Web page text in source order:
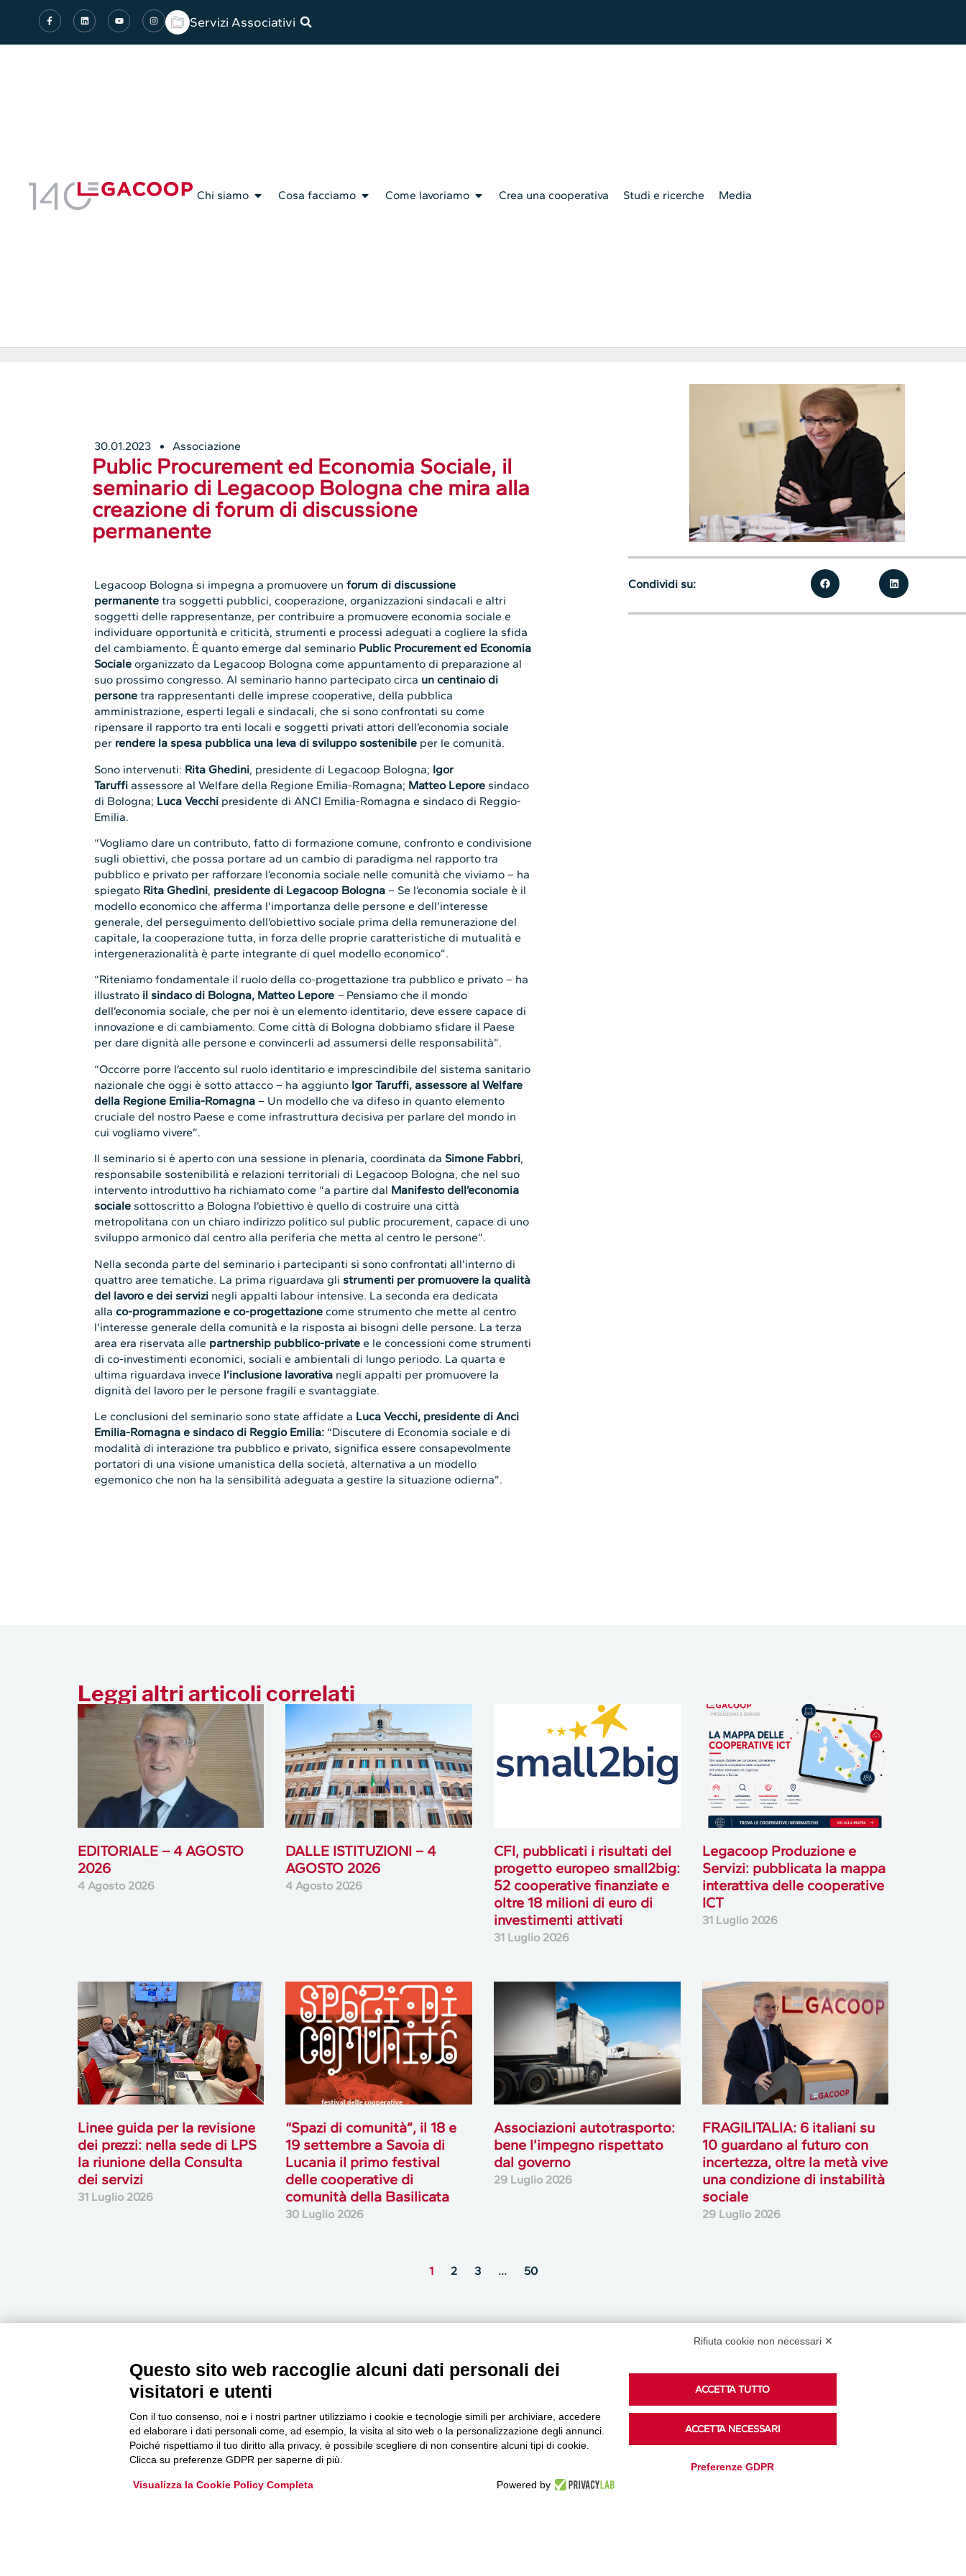
Servizi Associativi
Chi siamo Cosa facciamo Come lavoriamo Crea una cooperativa Studi e ricerche Media
30.01.2023 Associazione
Public Procurement ed Economia Sociale, il
seminario di Legacoop Bologna che mira alla
creazione di forum di discussione
permanente
Legacoop Bologna si impegna a promuovere un forum di discussione
permanente tra soggetti pubblici, cooperazione, organizzazioni sindacali e altri
soggetti delle rappresentanze, per contribuire a promuovere economia sociale e
individuare opportunità e criticità, strumenti e processi adeguati a cogliere la sfida
del cambiamento. È quanto emerge dal seminario Public Procurement ed Economia
Sociale organizzato da Legacoop Bologna come appuntamento di preparazione al
suo prossimo congresso. Al seminario hanno partecipato circa un centinaio di
persone tra rappresentanti delle imprese cooperative, della pubblica
amministrazione, esperti legali e sindacali, che si sono confrontati su come
ripensare il rapporto tra enti locali e soggetti privati attori dell’economia sociale
per rendere la spesa pubblica una leva di sviluppo sostenibile per le comunità.
Sono intervenuti: Rita Ghedini, presidente di Legacoop Bologna; Igor
Taruffiassessore al Welfare della Regione Emilia-Romagna; Matteo Lepore sindaco
di Bologna; Luca Vecchi presidente di ANCI Emilia-Romagna e sindaco di Reggio-
Emilia.
“Vogliamo dare un contributo, fatto di formazione comune, confronto e condivisione
sugli obiettivi, che possa portare ad un cambio di paradigma nel rapporto tra
pubblico e privato per rafforzare l’economia sociale nelle comunità che viviamo – ha
spiegato Rita Ghedini, presidente di Legacoop Bologna – Se l’economia sociale è il
modello economico che afferma l’importanza delle persone e dell’interesse
generale, del perseguimento dell’obiettivo sociale prima della remunerazione del
capitale, la cooperazione tutta, in forza delle proprie caratteristiche di mutualità e
intergenerazionalità è parte integrante di quel modello economico”.
“Riteniamo fondamentale il ruolo della co-progettazione tra pubblico e privato – ha
illustrato il sindaco di Bologna, Matteo Lepore – Pensiamo che il mondo
dell’economia sociale, che per noi è un elemento identitario, deve essere capace di
innovazione e di cambiamento. Come città di Bologna dobbiamo sfidare il Paese
per dare dignità alle persone e convincerli ad assumersi delle responsabilità”.
“Occorre porre l’accento sul ruolo identitario e imprescindibile del sistema sanitario
nazionale che oggi è sotto attacco – ha aggiunto Igor Taruffi, assessore al Welfare
della Regione Emilia-Romagna – Un modello che va difeso in quanto elemento
cruciale del nostro Paese e come infrastruttura decisiva per parlare del mondo in
cui vogliamo vivere”.
Il seminario si è aperto con una sessione in plenaria, coordinata da Simone Fabbri,
responsabile sostenibilità e relazioni territoriali di Legacoop Bologna, che nel suo
intervento introduttivo ha richiamato come “a partire dal Manifesto dell’economia
sociale sottoscritto a Bologna l’obiettivo è quello di costruire una città
metropolitana con un chiaro indirizzo politico sul public procurement, capace di uno
sviluppo armonico dal centro alla periferia che metta al centro le persone”.
Nella seconda parte del seminario i partecipanti si sono confrontati all’interno di
quattro aree tematiche. La prima riguardava gli strumenti per promuovere la qualità
del lavoro e dei servizi negli appalti labour intensive. La seconda era dedicata
allaco-programmazione e co-progettazione come strumento che mette al centro
l’interesse generale della comunità e la risposta ai bisogni delle persone. La terza
area era riservata alle partnership pubblico-private e le concessioni come strumenti
di co-investimenti economici, sociali e ambientali di lungo periodo. La quarta e
ultima riguardava invece l’inclusione lavorativa negli appalti per promuovere la
dignità del lavoro per le persone fragili e svantaggiate.
Le conclusioni del seminario sono state affidate a Luca Vecchi, presidente di Anci
Emilia-Romagna e sindaco di Reggio Emilia: “Discutere di Economia sociale e di
modalità di interazione tra pubblico e privato, significa essere consapevolmente
portatori di una visione umanistica della società, alternativa a un modello
egemonico che non ha la sensibilità adeguata a gestire la situazione odierna”.
Condividi su:
Leggi altri articoli correlati
EDITORIALE – 4 AGOSTO
2026
4 Agosto 2026
DALLE ISTITUZIONI – 4
AGOSTO 2026
4 Agosto 2026
CFI, pubblicati i risultati del
progetto europeo small2big:
52 cooperative finanziate e
oltre 18 milioni di euro di
investimenti attivati
31 Luglio 2026
Legacoop Produzione e
Servizi: pubblicata la mappa
interattiva delle cooperative
ICT
31 Luglio 2026
Linee guida per la revisione
dei prezzi: nella sede di LPS
la riunione della Consulta
dei servizi
31 Luglio 2026
“Spazi di comunità”, il 18 e
19 settembre a Savoia di
Lucania il primo festival
delle cooperative di
comunità della Basilicata
30 Luglio 2026
Associazioni autotrasporto:
bene l’impegno rispettato
dal governo
29 Luglio 2026
FRAGILITALIA: 6 italiani su
10 guardano al futuro con
incertezza, oltre la metà vive
una condizione di instabilità
sociale
29 Luglio 2026
1 2 3 … 50
Newsletter
Accedi o iscriviti alla nostra Newsletter Legacoop
Informazioni per restare sempre aggiornati sul
mondo della cooperazione.
MultiMedia Podcast
Ascolta i podcast di approfondimento di Legacoop
su Spreaker.
Rifiuta cookie non necessari ✕
Questo sito web raccoglie alcuni dati personali dei
visitatori e utenti
Con il tuo consenso, noi e i nostri partner utilizziamo i cookie e tecnologie simili per archiviare, accedere
ed elaborare i dati personali come, ad esempio, la visita al sito web o la personalizzazione degli annunci.
Poiché rispettiamo il tuo diritto alla privacy, è possibile scegliere di non consentire alcuni tipi di cookie.
Clicca su preferenze GDPR per saperne di più.
Visualizza la Cookie Policy Completa Powered by
ACCETTA TUTTO
ACCETTA NECESSARI
Preferenze GDPR